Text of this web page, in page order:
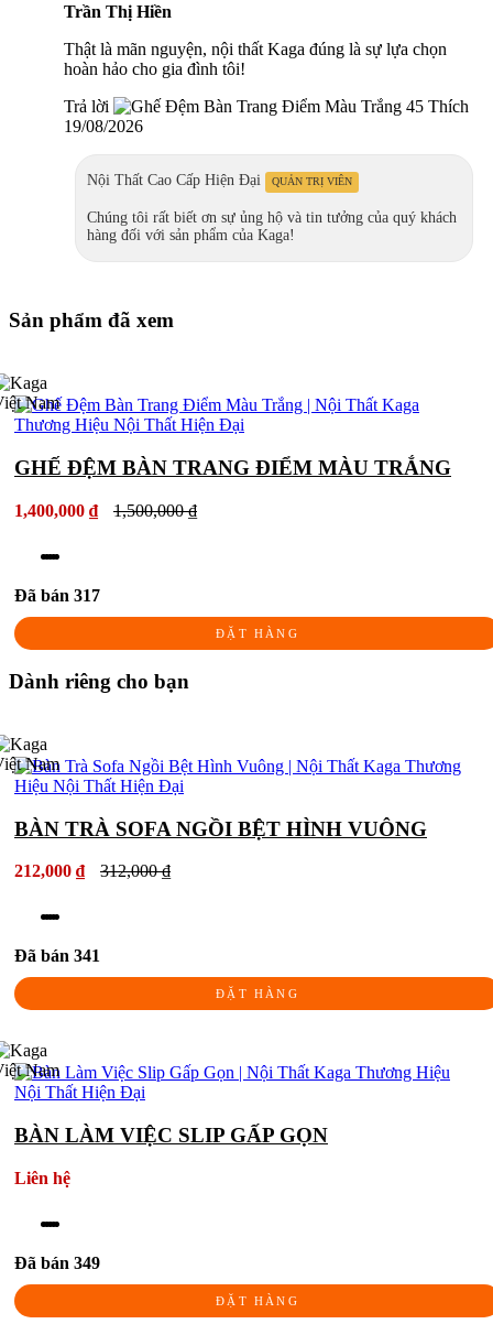
Trần Thị Hiền
Thật là mãn nguyện, nội thất Kaga đúng là sự lựa chọn
hoàn hảo cho gia đình tôi!
Trả lời
45 Thích
19/08/2026
Nội Thất Cao Cấp Hiện Đại QUẢN TRỊ VIÊN
Chúng tôi rất biết ơn sự ủng hộ và tin tưởng của quý khách
hàng đối với sản phẩm của Kaga!
Sản phẩm đã xem
GHẾ ĐỆM BÀN TRANG ĐIỂM MÀU TRẮNG
1,400,000 ₫ 1,500,000 ₫
Đã bán 317
ĐẶT HÀNG
Dành riêng cho bạn
BÀN TRÀ SOFA NGỒI BỆT HÌNH VUÔNG
212,000 ₫ 312,000 ₫
Đã bán 341
ĐẶT HÀNG
BÀN LÀM VIỆC SLIP GẤP GỌN
Liên hệ
Đã bán 349
ĐẶT HÀNG